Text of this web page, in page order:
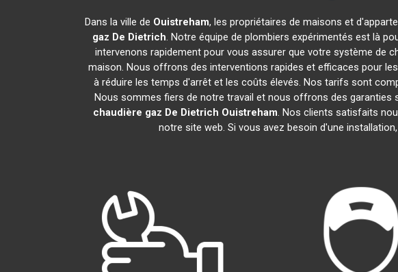
Dans la ville de Ouistreham, les propriétaires de maisons et
gaz De Dietrich. Notre équipe de plombiers expérimentés est là
intervenons rapidement pour vous assurer que votre système de
maison. Nous offrons des interventions rapides et efficaces pour
à réduire les temps d'arrêt et les coûts élevés. Nos tarifs sont
Nous sommes fiers de notre travail et nous offrons des
chaudière gaz De Dietrich Ouistreham. Nos clients satisfaits
notre site web. Si vous avez besoin d'une